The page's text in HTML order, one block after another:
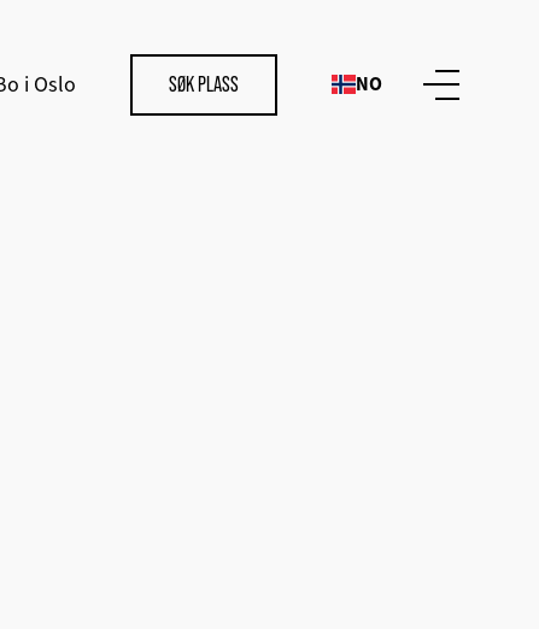
i Oslo SØK PLASS NO